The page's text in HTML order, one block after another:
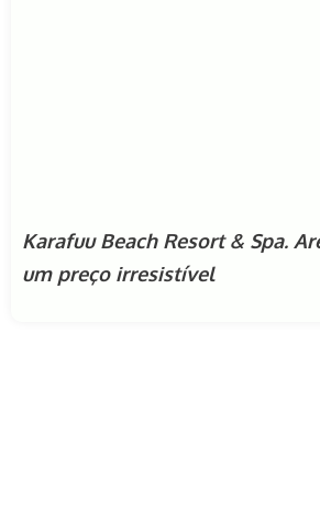
Karafuu Beach Resort & Spa.
um preço irresistível